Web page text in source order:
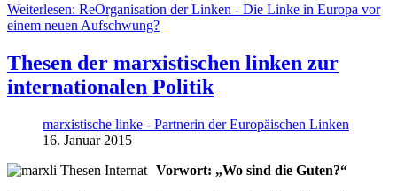
Weiterlesen: ReOrganisation der Linken - Die Linke in Europa vor
einem neuen Aufschwung?
Thesen der marxistischen linken zur
internationalen Politik
marxistische linke - Partnerin der Europäischen Linken
16. Januar 2015
Vorwort: „Wo sind die Guten?“